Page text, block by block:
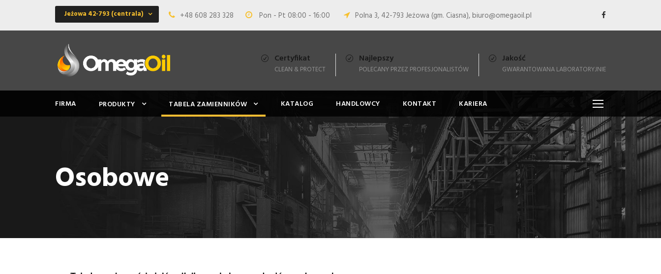
Jeżowa 42-793 (centrala) +48 608 283 328 Pon - Pt 08:00 - 16:00 Polna 3, 42-793 Jeżowa (gm. Ciasna), biuro@omegaoil.pl
Certyfikat
CLEAN & PROTECT
Najlepszy
POLECANY PRZEZ PROFESJONALISTÓW
Jakość
GWARANTOWANA LABORATORYJNIE
FIRMA PRODUKTY TABELA ZAMIENNIKÓW KATALOG HANDLOWCY KONTAKT KARIERA
Osobowe